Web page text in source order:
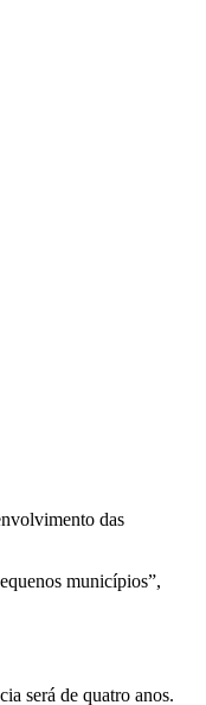
das
municípios”,
será de quatro anos.